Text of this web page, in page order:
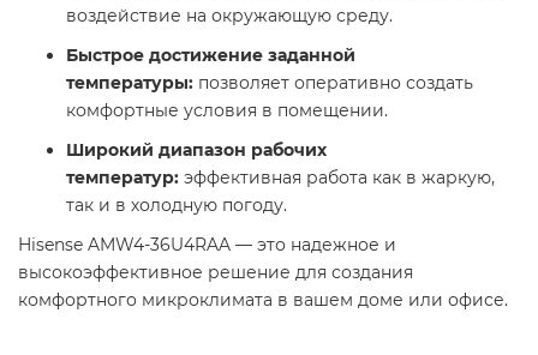
воздействие на окружающую среду.​
Быстрое достижение заданной
температуры: позволяет оперативно создать
комфортные условия в помещении.​
Широкий диапазон рабочих
температур: эффективная работа как в жаркую,
так и в холодную погоду.​
Hisense AMW4-36U4RAA — это надежное и
высокоэффективное решение для создания
комфортного микроклимата в вашем доме или офисе. ​